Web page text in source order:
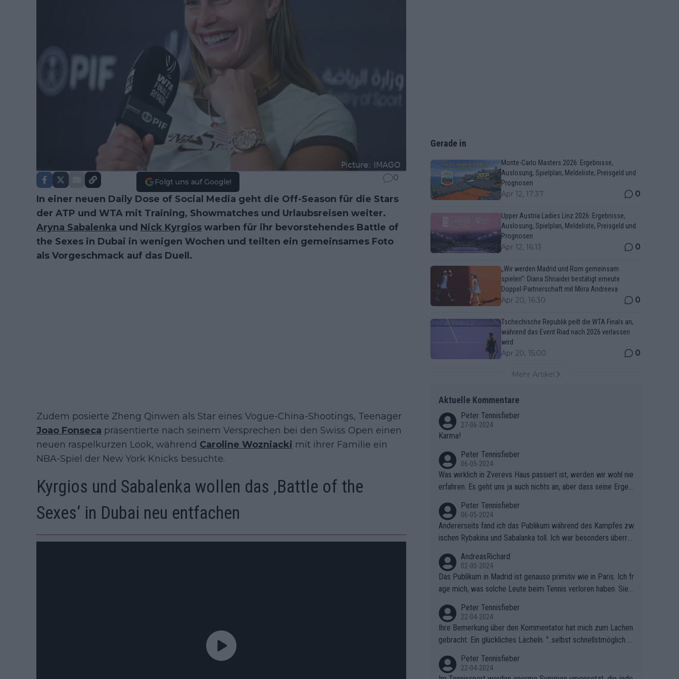
Folgt uns auf Google! 0
In einer neuen Daily Dose of Social Media geht die Off-Season für die Stars
der ATP und WTA mit Training, Showmatches und Urlaubsreisen weiter.
Aryna Sabalenka und Nick Kyrgios warben für ihr bevorstehendes Battle of
the Sexes in Dubai in wenigen Wochen und teilten ein gemeinsames Foto
als Vorgeschmack auf das Duell.
Zudem posierte Zheng Qinwen als Star eines Vogue-China-Shootings, Teenager
Joao Fonseca präsentierte nach seinem Versprechen bei den Swiss Open einen
neuen raspelkurzen Look, während Caroline Wozniacki mit ihrer Familie ein
NBA-Spiel der New York Knicks besuchte.
Kyrgios und Sabalenka wollen das ‚Battle of the
Sexes‘ in Dubai neu entfachen
Gerade in
Monte-Carlo Masters 2026: Ergebnisse,
Auslosung, Spielplan, Meldeliste, Preisgeld und
Prognosen
Apr 12, 17:37 0
Upper Austria Ladies Linz 2026: Ergebnisse,
Auslosung, Spielplan, Meldeliste, Preisgeld und
Prognosen
Apr 12, 16:13 0
„Wir werden Madrid und Rom gemeinsam
spielen“: Diana Shnaider bestätigt erneute
Doppel-Partnerschaft mit Mirra Andreeva
Apr 20, 16:30 0
Tschechische Republik peilt die WTA Finals an,
während das Event Riad nach 2026 verlassen
wird
Apr 20, 15:00 0
Mehr Artikel
Aktuelle Kommentare
Peter Tennisfieber
27-06-2024
Karma!
Peter Tennisfieber
06-05-2024
Was wirklich in Zverevs Haus passiert ist, werden wir wohl nie
erfahren. Es geht uns ja auch nichts an, aber dass seine Ergeb
Peter Tennisfieber
06-05-2024
Andererseits fand ich das Publikum während des Kampfes zw
ischen Rybakina und Sabalanka toll. Ich war besonders überras
AndreasRichard
02-05-2024
Das Publikum in Madrid ist genauso primitiv wie in Paris. Ich fr
age mich, was solche Leute beim Tennis verloren haben. Sie s
ben.
Peter Tennisfieber
22-04-2024
Ihre Bemerkung über den Kommentator hat mich zum Lachen
gebracht. Ein glückliches Lächeln. "..selbst schnellstmöglich na
Peter Tennisfieber
22-04-2024